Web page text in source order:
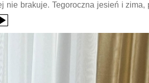
brakuje. Tegoroczna jesień i zima,